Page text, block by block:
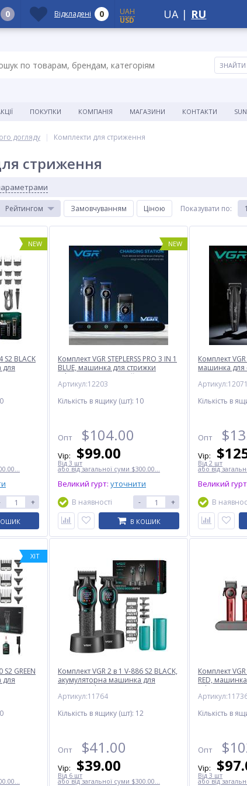
ПОКУПКИ КОМПАНІЯ МАГАЗИНИ КОНТАКТИ
догляду Комплекти для стриження
стриження
Рейтингом Замовчуванням Ціною Показувати по:
NEW
S2 BLACK
для
+
NEW
Комплект VGR STEPLERSS PRO 3 IN 1
BLUE, машинка для стрижки
(Clipper), тример, шейвер
Артикул:12203
Кількість в ящику (шт): 10
Опт $104.00
Vip: $99.00
Від 3 шт
або від загальної суми $300.00...
Великий гурт: уточнити
В наявності - +
В КОШИК
Комплект
машинка для
тример,
фен
Артикул:12071
Кількість в
Опт $
Vip: $
Від 2 шт
або від
Великий
В
ХІТ
GREEN
для
Комплект VGR 2 в 1 V-886 S2 BLACK,
акумуляторна машинка для
стрижки (clipper) та триммер
Артикул:11764
Кількість в ящику (шт): 12
Опт $41.00
Vip: $39.00
Від 6 шт
або від загальної суми $300.00...
Комплект VGR
RED,
(Clipper),
Кількість в
Опт $
Vip: $
Від 3 шт
або від
0 Відкладені 0
UAH
USD
UA | RU